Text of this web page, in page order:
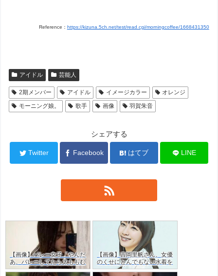
Reference： https://kizuna.5ch.net/test/read.cgi/morningcoffee/1668431350
アイドル 芸能人
2期メンバー アイドル イメージカラー
オレンジ
モーニング娘。
歌手 画像 羽賀朱音
シェアする
Twitter Facebook はてブ LINE
【画像】バレー女子「やんだ
あ、バレーしてたら太ももむ
ちむちやん…」ｗｗ
【画像】吉岡里帆さん、女優
のくせにとんでもない水着を
着てしまう